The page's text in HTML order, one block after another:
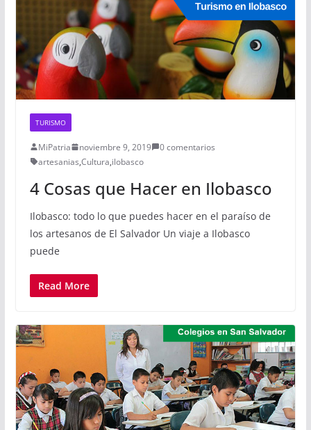
TURISMO
MiPatria noviembre 9, 2019
0 comentarios
artesanias,Cultura,ilobasco
4 Cosas que Hacer en Ilobasco
Ilobasco: todo lo que puedes hacer en el paraíso de
los artesanos de El Salvador Un viaje a Ilobasco
puede
Read More